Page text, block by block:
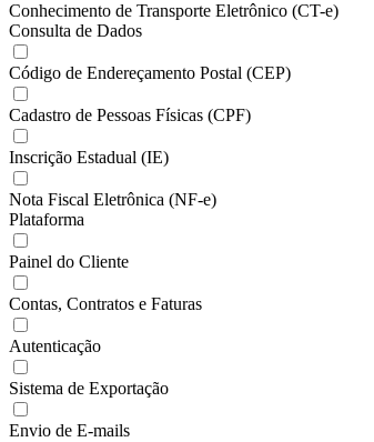
Conhecimento de Transporte Eletrônico (CT-e)
Consulta de Dados
Código de Endereçamento Postal (CEP)
Cadastro de Pessoas Físicas (CPF)
Inscrição Estadual (IE)
Nota Fiscal Eletrônica (NF-e)
Plataforma
Painel do Cliente
Contas, Contratos e Faturas
Autenticação
Sistema de Exportação
Envio de E-mails